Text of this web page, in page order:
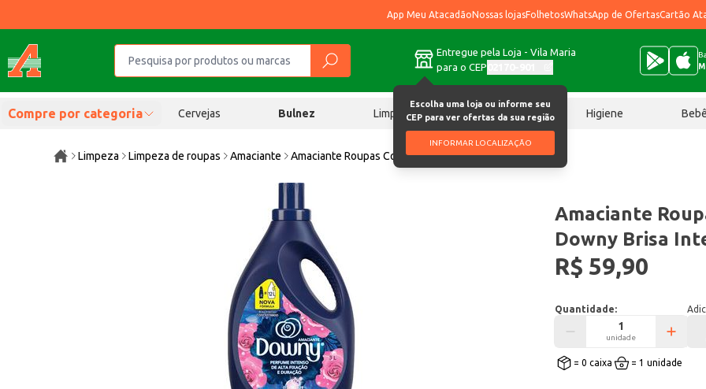
App Meu AtacadãoNossas lojasFolhetosWhatsApp de OfertasCartão
Entregue pela Loja - Vila Maria
para o CEP
Escolha uma loja ou informe seu
CEP para ver ofertas da sua região
INFORMAR LOCALIZAÇÃO
Compre por categoria Cervejas Bulnez Limpeza Chocolates Higiene
Limpeza Limpeza de roupas Amaciante Amaciante Roupas Concentrado Downy Brisa Intenso 3L
Amaciante
Downy Brisa
R$ 59,90
Quantidade:
unidade
= 0 caixa = 1 unidade